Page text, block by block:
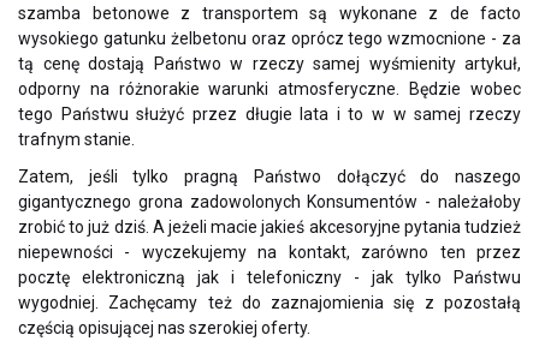
szamba betonowe z transportem są wykonane z de facto
wysokiego gatunku żelbetonu oraz oprócz tego wzmocnione - za
tą cenę dostają Państwo w rzeczy samej wyśmienity artykuł,
odporny na różnorakie warunki atmosferyczne. Będzie wobec
tego Państwu służyć przez długie lata i to w w samej rzeczy
trafnym stanie.
Zatem, jeśli tylko pragną Państwo dołączyć do naszego
gigantycznego grona zadowolonych Konsumentów - należałoby
zrobić to już dziś. A jeżeli macie jakieś akcesoryjne pytania tudzież
niepewności - wyczekujemy na kontakt, zarówno ten przez
pocztę elektroniczną jak i telefoniczny - jak tylko Państwu
wygodniej. Zachęcamy też do zaznajomienia się z pozostałą
częścią opisującej nas szerokiej oferty.